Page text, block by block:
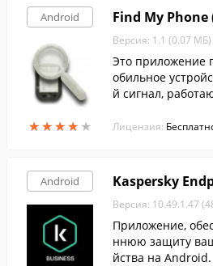
Android
★★★★ ★
★★★★ ★
Find My
Версия: 1.1 (0.07 МБ)
Это приложение
обильное
й сигнал,
Лицензия:
Android Kaspersky
Версия: 10.49.1.47
Приложение,
ннюю защиту
йства на